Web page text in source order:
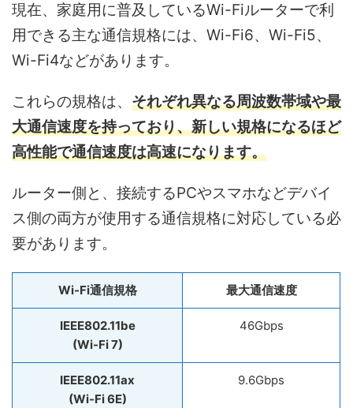
現在、家庭用に普及しているWi-Fiルーターで利
用できる主な通信規格には、Wi-Fi6、Wi-Fi5、
Wi-Fi4などがあります。
これらの規格は、 それぞれ異なる周波数帯域や最
大通信速度を持っており、新しい規格になるほど
高性能で通信速度は高速になります。
ルーター側と、接続するPCやスマホなどデバイ
ス側の両方が使用する通信規格に対応している必
要があります。
Wi-Fi通信規格 最大通信速度
IEEE802.11be
(Wi-Fi 7)
46Gbps
IEEE802.11ax
(Wi-Fi 6E)
9.6Gbps